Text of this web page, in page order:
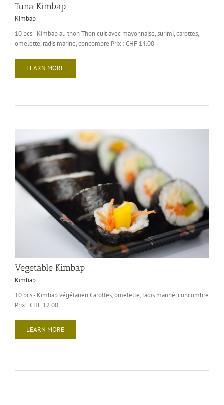
Tuna Kimbap
Kimbap
10 pcs - Kimbap au thon Thon cuit avec mayonnaise, surimi, carottes,
omelette, radis mariné, concombre Prix : CHF 14.00
LEARN MORE
Vegetable Kimbap
Kimbap
10 pcs - Kimbap végétarien Carottes, omelette, radis mariné, concombre
Prix : CHF 12.00
LEARN MORE